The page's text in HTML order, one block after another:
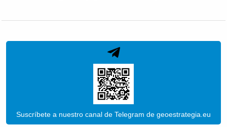
Suscríbete a nuestro canal de Telegram de geoestrategia.eu